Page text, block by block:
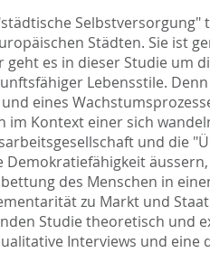
Städten. Sie ist
es in dieser Studie um
Lebensstile.
eines
Kontext einer sich
und die
des Menschen in
zu Markt und
Studie theoretisch und
Interviews und